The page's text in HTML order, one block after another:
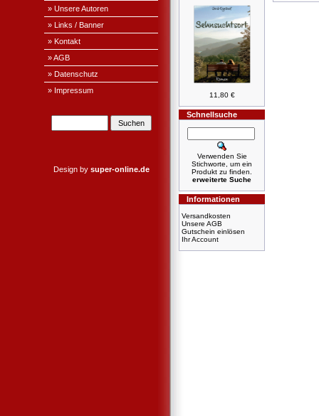
» Unsere Autoren
» Links / Banner
» Kontakt
» AGB
» Datenschutz
» Impressum
Design by super-online.de
11,80 €
Schnellsuche
Verwenden Sie
Stichworte, um ein
Produkt zu finden.
erweiterte Suche
Informationen
Versandkosten
Unsere AGB
Gutschein einlösen
Ihr Account